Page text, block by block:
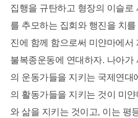
집행을 규탄하고 형장의 이슬로
를 추모하는 집회와 행진을 치
진에 함께 함으로써 미얀마에서
불복종운동에 연대하자. 나아가
의 운동가들을 지키는 국제연대
의 활동가들을 지키는 것이 미
와 삶을 지키는 것이고, 이는 평